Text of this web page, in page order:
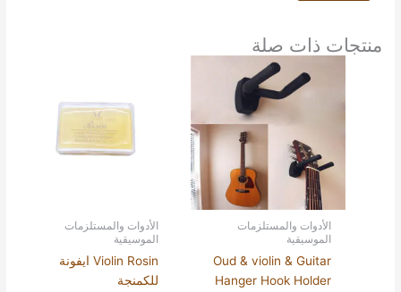
منتجات ذات صلة
الأدوات والمستلزمات
الموسيقية
Oud & violin & Guitar
Hanger Hook Holder
الأدوات والمستلزمات
الموسيقية
Violin Rosin ايفونة
للكمنجة